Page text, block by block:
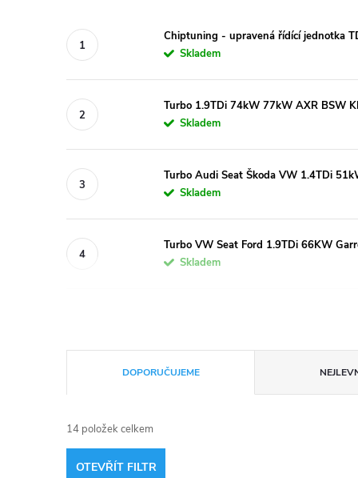
Chiptuning - upravená řídící jednotka
Skladem
Turbo 1.9TDi 74kW 77kW AXR BSW
Skladem
Turbo Audi Seat Škoda VW 1.4TDi
Skladem
Turbo VW Seat Ford 1.9TDi 66KW
Skladem
a
z
DOPORUČUJEME
14 položek celkem
OTEVŘÍT FILTR